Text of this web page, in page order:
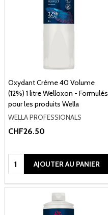
Oxydant Crème 40 Volume
(12%) 1 litre Welloxon - Formulés
pour les produits Wella
WELLA PROFESSIONALS
CHF26.50
Quantité:AJOUTER AU PANIER